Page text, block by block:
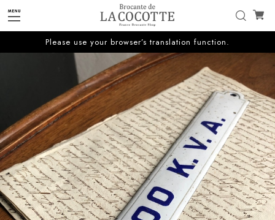
Please use your browser’s translation function.